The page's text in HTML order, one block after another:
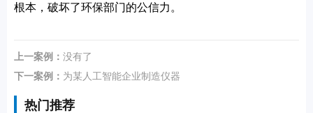
根本，破坏了环保部门的公信力。
上一案例： 没有了
下一案例： 为某人工智能企业制造仪器
热门推荐